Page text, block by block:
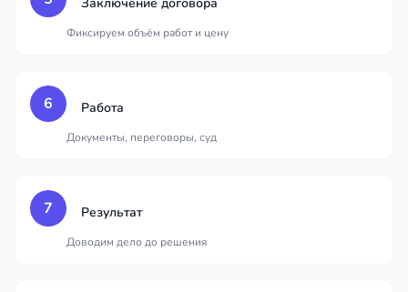
Фиксируем объём работ и цену
6 Работа
Документы, переговоры, суд
7 Результат
Доводим дело до решения